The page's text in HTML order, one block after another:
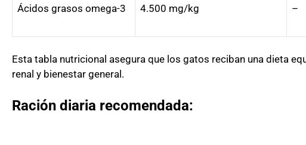
Ácidos grasos omega-3 4.500 mg/kg –
Esta tabla nutricional asegura que los gatos reciban una dieta
renal y bienestar general.
Ración diaria recomendada: